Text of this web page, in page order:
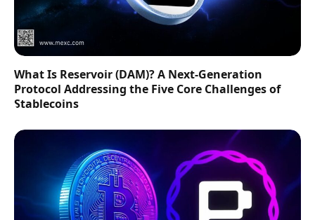
What Is Reservoir (DAM)? A Next-Generation
Protocol Addressing the Five Core Challenges of
Stablecoins